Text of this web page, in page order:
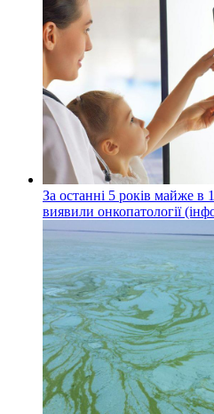
За останні 5 років майже в
виявили онкопатології